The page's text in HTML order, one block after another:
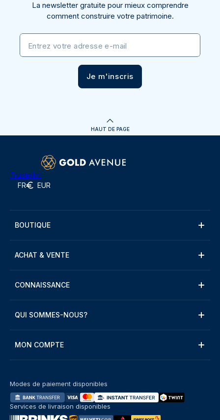
La newsletter gratuite pour mieux comprendre
comment construire votre patrimoine.
Entrez votre adresse e-mail
Je m'inscris
HAUT DE PAGE
Trustpilot
FR EUR
BOUTIQUE
ACHAT & VENTE
CONNAISSANCE
QUI SOMMES-NOUS?
MON COMPTE
Modes de paiement disponibles
Services de livraison disponibles